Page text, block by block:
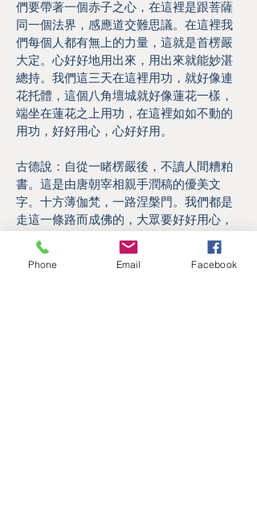
們要帶著一個赤子之心，在這裡是跟菩薩
同一個法界，感應道交難思議。在這裡我
們每個人都有無上的力量，這就是首楞嚴
大定。心好好地用出來，用出來就能妙湛
總持。我們這三天在這裡用功，就好像連
花托體，這個八角壇城就好像蓮花一樣，
端坐在蓮花之上用功，在這裡如如不動的
用功，好好用心，心好好用。
古德說：自從一睹楞嚴後，不讀人間糟粕
書。這是由唐朝宰相親手潤稿的優美文
字。十方薄伽梵，一路涅槃門。我們都是
走這一條路而成佛的，大眾要好好用心，
心好好用。
Phone Email Facebook